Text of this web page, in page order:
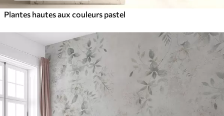
Plantes hautes aux couleurs pastel